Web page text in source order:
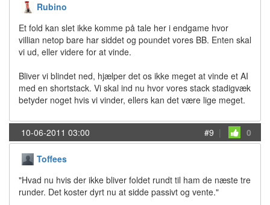
Rubino
Et fold kan slet ikke komme på tale her i endgame hvor
villian netop bare har siddet og poundet vores BB. Enten skal
vi ud, eller videre for at vinde.
Bliver vi blindet ned, hjælper det os ikke meget at vinde et AI
med en shortstack. Vi skal ind nu hvor vores stack stadigvæk
betyder noget hvis vi vinder, ellers kan det være lige meget.
10-06-2011 03:00 #9 | 0
Toffees
"Hvad nu hvis der ikke bliver foldet rundt til ham de næste tre
runder. Det koster dyrt nu at sidde passivt og vente."